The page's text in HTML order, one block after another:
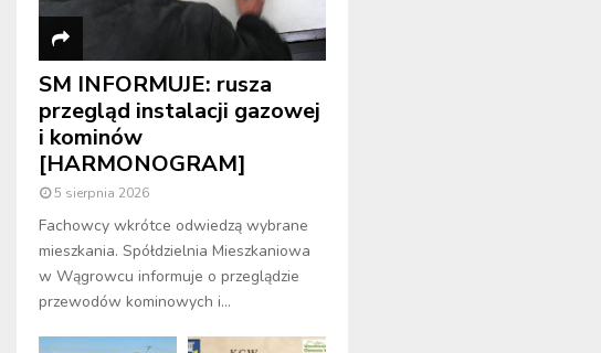
SM INFORMUJE: rusza
przegląd instalacji gazowej
i kominów
[HARMONOGRAM]
5 sierpnia 2026
Fachowcy wkrótce odwiedzą wybrane
mieszkania. Spółdzielnia Mieszkaniowa
w Wągrowcu informuje o przeglądzie
przewodów kominowych i...